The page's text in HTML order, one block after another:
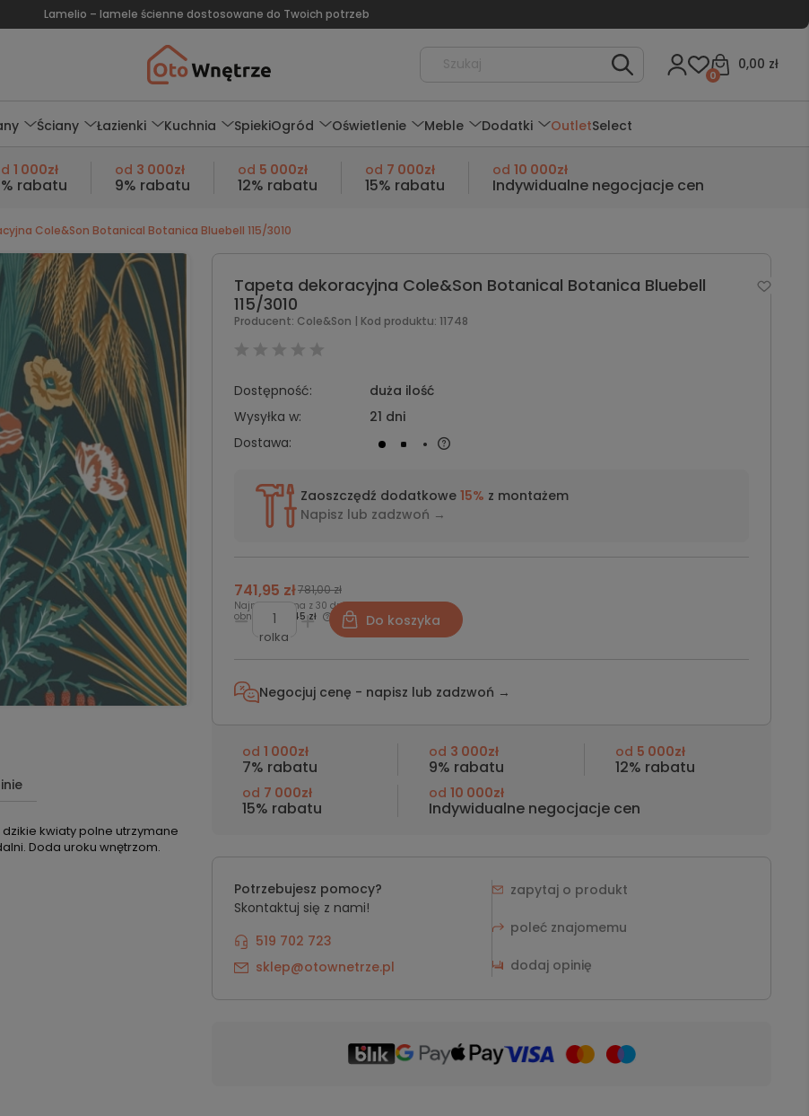
Lamelio – lamele ścienne dostosowane do Twoich potrzeb
0,00 zł
0
Ściany Łazienki Kuchnia SpiekiOgród Oświetlenie Meble Dodatki OutletSelect
1 000zł
rabatu
od 3 000zł
9% rabatu
od 5 000zł
12% rabatu
od 7 000zł
15% rabatu
od 10 000zł
Indywidualne negocjacje cen
Cole&Son Botanical Botanica Bluebell 115/3010
kwiaty polne utrzymane
Doda uroku wnętrzom.
Tapeta dekoracyjna Cole&Son Botanical Botanica Bluebell
115/3010
Producent: Cole&Son | Kod produktu: 11748
Dostępność:
duża ilość
Wysyłka w:
21 dni
Dostawa:
Zaoszczędź dodatkowe 15% z montażem
Napisz lub zadzwoń →
741,95 zł781,00 zł
Najniższa cena z 30 dni przed
obniżką:751,45 zł
rolka
Do koszyka
Negocjuj cenę - napisz lub zadzwoń →
od 1 000zł
7% rabatu
od 3 000zł
9% rabatu
od 5 000zł
12% rabatu
od 7 000zł
15% rabatu
od10 000zł
Indywidualne negocjacje cen
Potrzebujesz pomocy?
Skontaktuj się z nami!
519 702 723
sklep@otownetrze.pl
zapytaj o produkt
poleć znajomemu
dodaj opinię